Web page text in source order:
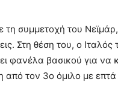
τη συμμετοχή του
Στη θέση του, ο Ιταλός
φανέλα βασικού για να
από τον 3ο όμιλο με